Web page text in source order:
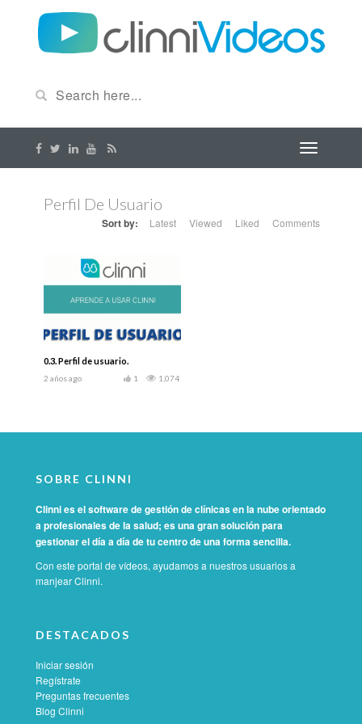
Perfil De Usuario
Sort by: Latest Viewed Liked Comments
0.3. Perfil de usuario.
2 años ago 1,074
1
SOBRE CLINNI
Clinni es el software de gestión de clínicas en la nube orientado
a profesionales de la salud; es una gran solución para
gestionar el día a día de tu centro de una forma sencilla.
Con este portal de vídeos, ayudamos a nuestros usuarios a
manjear Clinni.
DESTACADOS
Iniciar sesión
Regístrate
Preguntas frecuentes
Blog Clinni